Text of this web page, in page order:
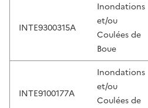
INTE9300315A
Inondations
et/ou
Coulées de
Boue
INTE9100177A
Inondations
et/ou
Coulées de